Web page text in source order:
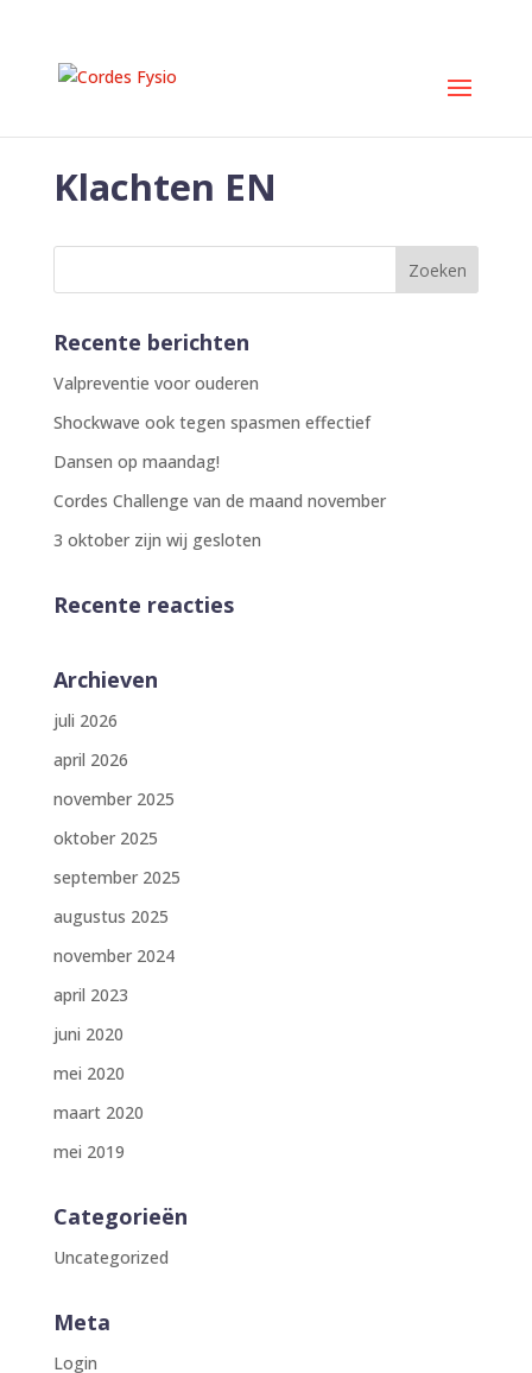
Klachten EN
Recente berichten
Valpreventie voor ouderen
Shockwave ook tegen spasmen effectief
Dansen op maandag!
Cordes Challenge van de maand november
3 oktober zijn wij gesloten
Recente reacties
Archieven
juli 2026
april 2026
november 2025
oktober 2025
september 2025
augustus 2025
november 2024
april 2023
juni 2020
mei 2020
maart 2020
mei 2019
Categorieën
Uncategorized
Meta
Login